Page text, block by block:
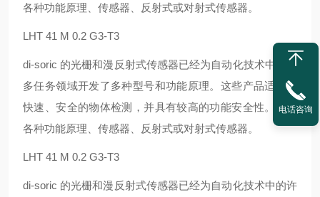
各种功能原理、传感器、反射式或对射式传感器。
LHT 41 M 0.2 G3-T3
di-soric 的光栅和漫反射式传感器已经为自动化技术中的许
多任务领域开发了多种型号和功能原理。这些产品适用于
快速、安全的物体检测，并具有较高的功能安全性。提供
各种功能原理、传感器、反射式或对射式传感器。
LHT 41 M 0.2 G3-T3
di-soric 的光栅和漫反射式传感器已经为自动化技术中的许
电话咨询